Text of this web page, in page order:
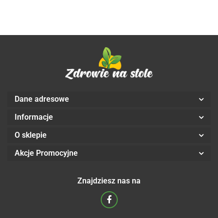
Dane adresowe
Informacje
O sklepie
Akcje Promocyjne
Znajdziesz nas na